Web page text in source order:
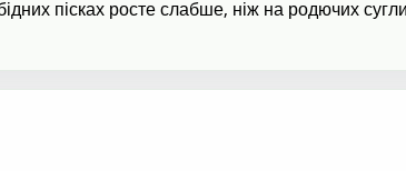
пісках росте слабше, ніж на родючих